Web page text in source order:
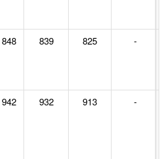
848 839 825 -
942 932 913 -